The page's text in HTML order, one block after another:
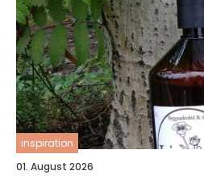
inspiration
01. August 2026